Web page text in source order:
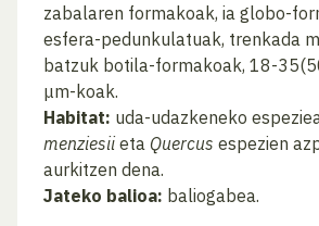
zabalaren formakoak, ia globo-
esfera-pedunkulatuak, trenkada
batzuk botila-formakoak, 18-
μm-koak.
Habitat: uda-udazkeneko
menziesiieta Quercus espezien
aurkitzen dena.
Jateko balioa: baliogabea.